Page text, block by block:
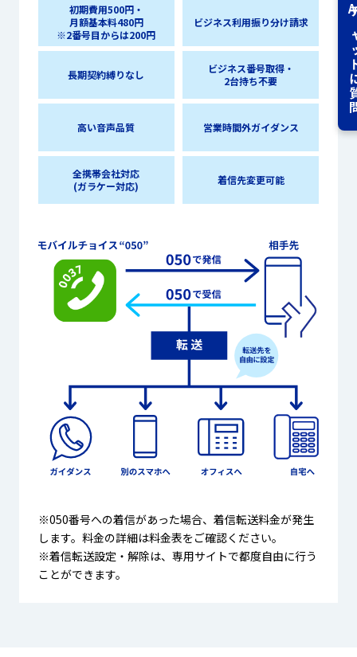
初期費用500円・
月額基本料480円
※2番号目からは200円
ビジネス利用振り分け請求
長期契約縛りなし
ビジネス番号取得・
2台持ち不要
高い音声品質 営業時間外ガイダンス
全携帯会社対応
(ガラケー対応)
着信先変更可能
※050番号への着信があった場合、着信転送料金が発生
します。料金の詳細は料金表をご確認ください。
※着信転送設定・解除は、専用サイトで都度自由に行う
ことができます。
チ